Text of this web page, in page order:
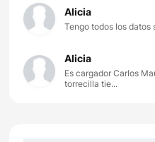
Alicia
Tengo todos los datos
Alicia
Es cargador Carlos
torrecilla tie...